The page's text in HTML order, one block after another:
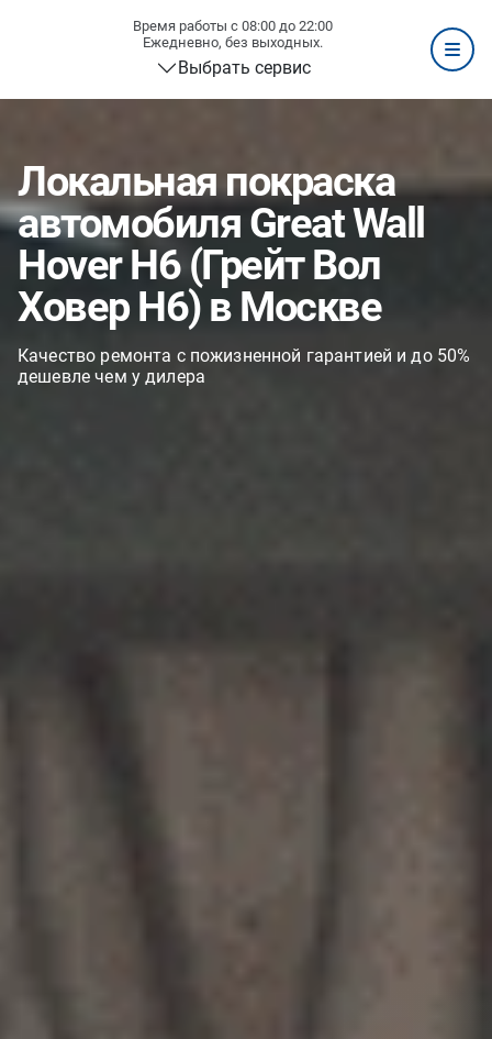
Время работы с 08:00 до 22:00
Ежедневно, без выходных.
Выбрать сервис
Локальная покраска
автомобиля Great Wall
Hover H6 (Грейт Вол
Ховер H6) в Москве
Качество ремонта с пожизненной гарантией и до 50%
дешевле чем у дилера